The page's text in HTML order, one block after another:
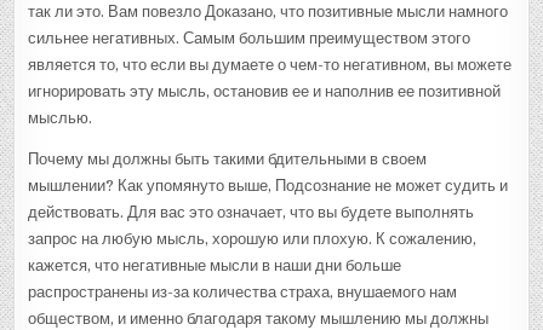
так ли это. Вам повезло Доказано, что позитивные мысли намного
сильнее негативных. Самым большим преимуществом этого
является то, что если вы думаете о чем-то негативном, вы можете
игнорировать эту мысль, остановив ее и наполнив ее позитивной
мыслью.
Почему мы должны быть такими бдительными в своем
мышлении? Как упомянуто выше, Подсознание не может судить и
действовать. Для вас это означает, что вы будете выполнять
запрос на любую мысль, хорошую или плохую. К сожалению,
кажется, что негативные мысли в наши дни больше
распространены из-за количества страха, внушаемого нам
обществом, и именно благодаря такому мышлению мы должны